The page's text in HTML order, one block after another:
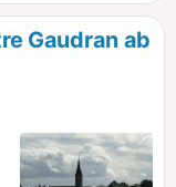
Gaudran ab